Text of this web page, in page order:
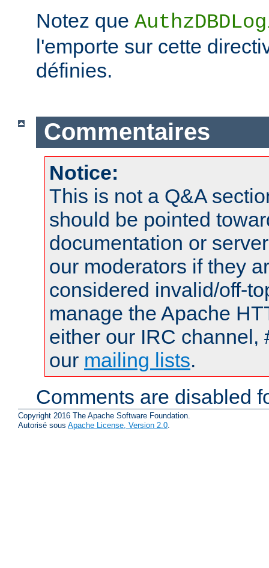
Notez que
l'emporte sur cette
définies.
Commentaires
Notice:
This is not a Q&A
should be pointed
documentation or
our moderators if they
considered invalid/off-
manage the Apache
either our IRC channel,
our mailing lists.
Comments are disabled
Copyright 2016 The Apache Software Foundation.
Autorisé sous Apache License, Version 2.0